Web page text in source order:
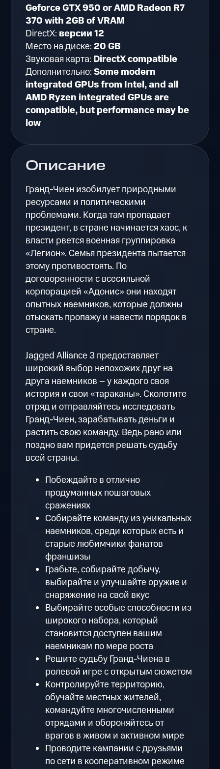
Описание
Гранд-Чиен изобилует природными
ресурсами и политическими
проблемами. Когда там пропадает
президент, в стране начинается хаос, к
власти рвется военная группировка
«Легион». Семья президента пытается
этому противостоять. По
договоренности с всесильной
корпорацией «Адонис» они находят
опытных наемников, которые должны
отыскать пропажу и навести порядок в
стране.
Jagged Alliance 3 предоставляет
широкий выбор непохожих друг на
друга наемников – у каждого своя
история и свои «тараканы». Сколотите
отряд и отправляйтесь исследовать
Гранд-Чиен, зарабатывать деньги и
растить свою команду. Ведь рано или
поздно вам придется решать судьбу
всей страны.
Побеждайте в отлично
продуманных пошаговых
сражениях
Собирайте команду из уникальных
наемников, среди которых есть и
старые любимчики фанатов
франшизы
Грабьте, собирайте добычу,
выбирайте и улучшайте оружие и
снаряжение на свой вкус
Выбирайте особые способности из
широкого набора, который
становится доступен вашим
наемникам по мере роста
Решите судьбу Гранд-Чиена в
ролевой игре с открытым сюжетом
Контролируйте территорию,
обучайте местных жителей,
командуйте многочисленными
отрядами и обороняйтесь от
врагов в живом и активном мире
Проводите кампании с друзьями
по сети в кооперативном режиме
Geforce GTX 950 or AMD Radeon R7
370 with 2GB of VRAM
DirectX: версии 12
Место на диске: 20 GB
Звуковая карта: DirectX compatible
Дополнительно:Some modern
integrated GPUs from Intel, and all
AMD Ryzen integrated GPUs are
compatible, but performance may be
low